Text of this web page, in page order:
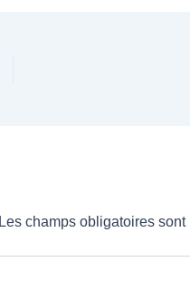
Les champs obligatoires